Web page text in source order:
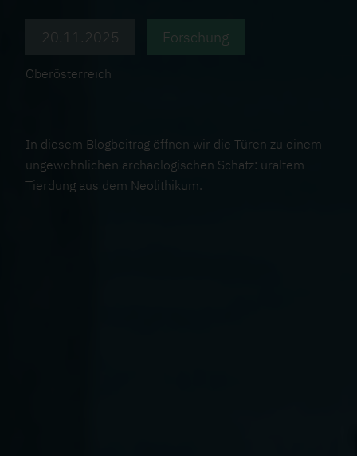
20.11.2025 Forschung
Oberösterreich
In diesem Blogbeitrag öffnen wir die Türen zu einem
ungewöhnlichen archäologischen Schatz: uraltem
Tierdung aus dem Neolithikum.